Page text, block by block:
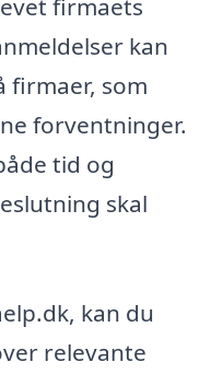
firmaets
kan
firmaer, som
forventninger.
tid og
skal
kan du
relevante